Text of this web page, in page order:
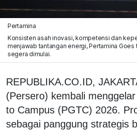
Pertamina
Konsisten asah inovasi, kompetensi dan
menjawab tantangan energi, Pertamina Goes
segera dimulai.
REPUBLIKA.CO.ID,
(Persero) kembali menggelar
to Campus (PGTC) 2026.
sebagai panggung strategis